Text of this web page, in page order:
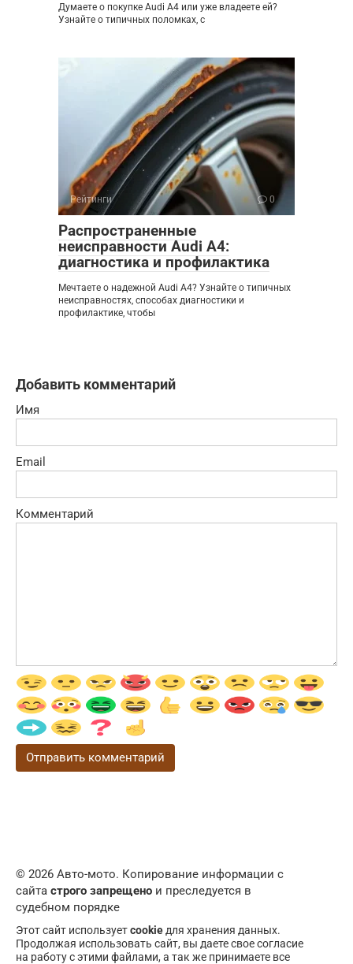
Думаете о покупке Audi A4 или уже владеете ей?
Узнайте о типичных поломках, с
Рейтинги 0
Распространенные
неисправности Audi A4:
диагностика и профилактика
Мечтаете о надежной Audi A4? Узнайте о типичных
неисправностях, способах диагностики и
профилактике, чтобы
Добавить комментарий
Имя
Email
Комментарий
© 2026 Авто-мото. Копирование информации с
сайта строго запрещено и преследуется в
судебном порядке
Этот сайт используетcookieдля хранения данных.
Продолжая использовать сайт, вы даете свое согласие
на работу с этими файлами, а так же принимаете все